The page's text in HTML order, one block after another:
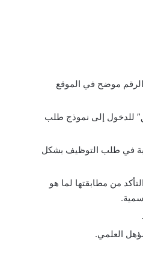
الرقم موضح في الموقع
للدخول إلى نموذج طلب
في طلب التوظيف بشكل
من مطابقتها لما هو
العلمي.